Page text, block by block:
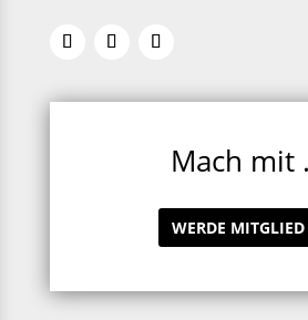
Mach mit
WERDE MITGLIED